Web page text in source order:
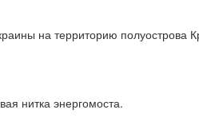
на территорию полуострова
нитка энергомоста.